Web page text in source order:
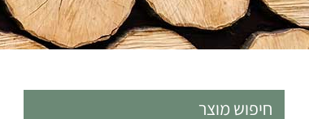
חיפוש מוצר